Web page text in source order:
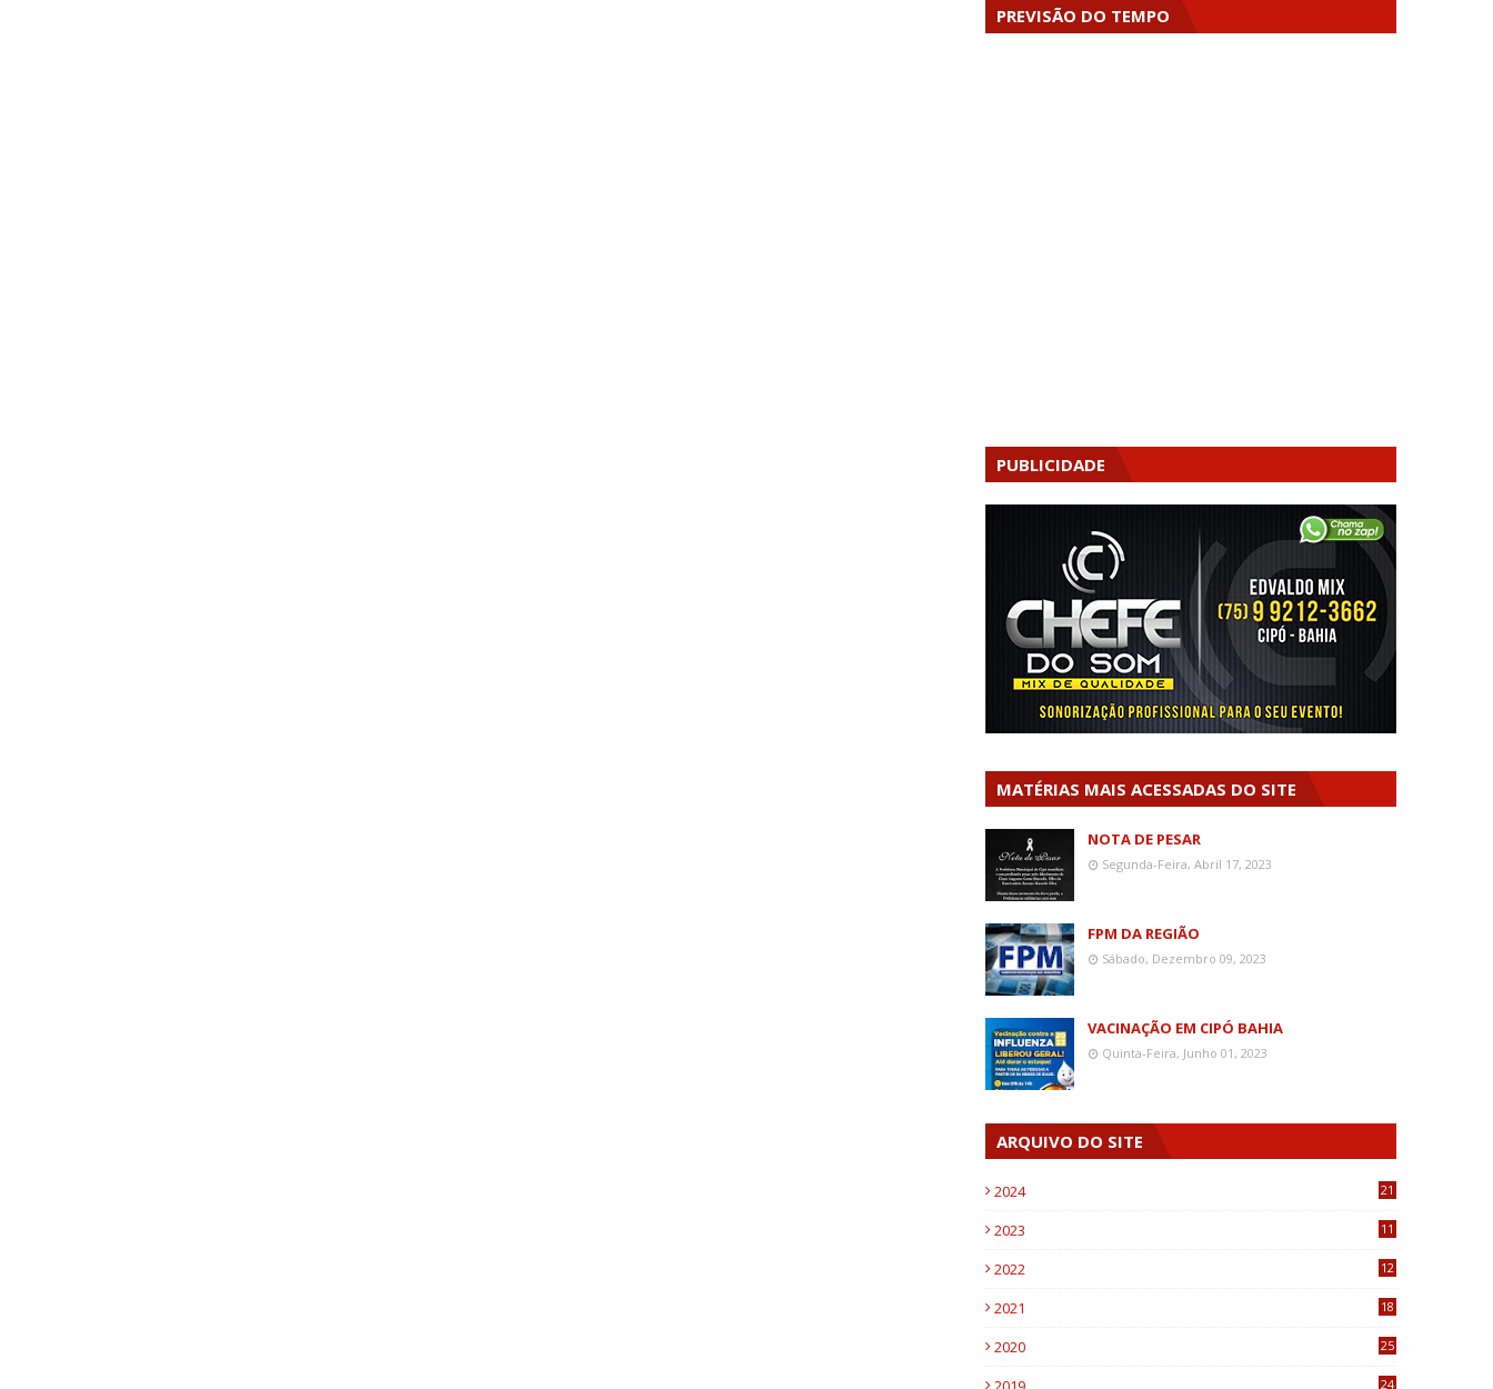
PREVISÃO DO TEMPO
PUBLICIDADE
MATÉRIAS MAIS ACESSADAS DO SITE
NOTA DE PESAR
Segunda-Feira, Abril 17, 2023
FPM DA REGIÃO
Sábado, Dezembro 09, 2023
VACINAÇÃO EM CIPÓ BAHIA
Quinta-Feira, Junho 01, 2023
ARQUIVO DO SITE
2024 21
2023
11
2022
12
2021
18
2020
25
24